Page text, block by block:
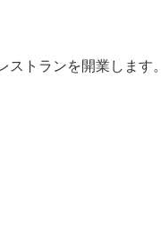
トランを開業します。